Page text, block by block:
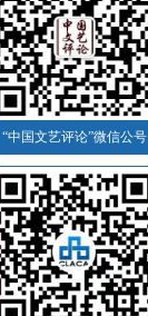
“中国文艺评论”微信公号